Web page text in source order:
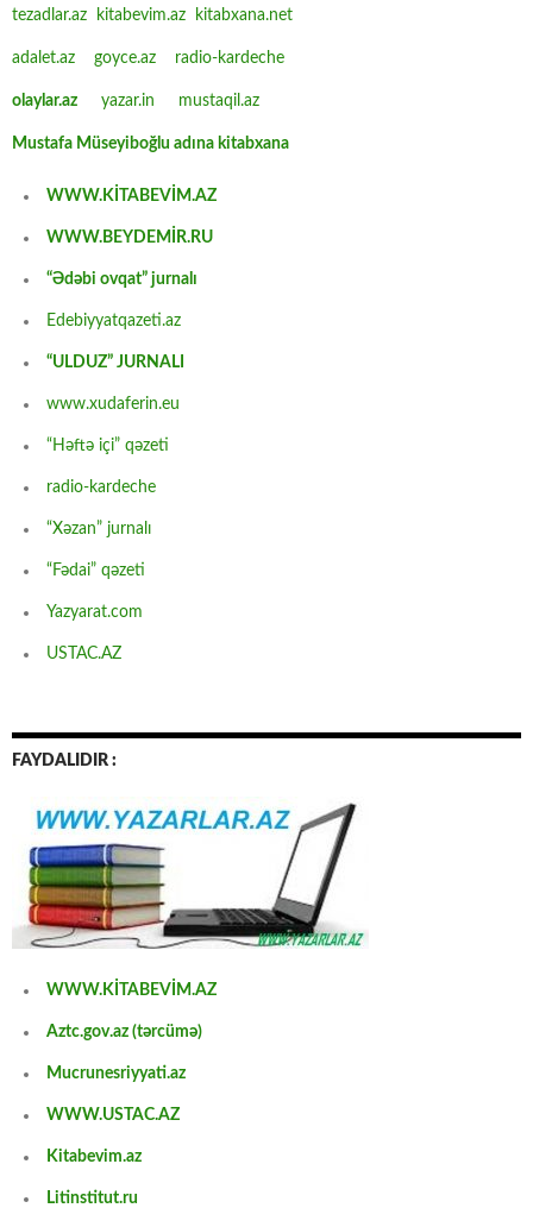
tezadlar.az kitabevim.az kitabxana.net
adalet.az goyce.az radio-kardeche
olaylar.az yazar.in mustaqil.az
Mustafa Müseyiboğlu adına kitabxana
WWW.KİTABEVİM.AZ
WWW.BEYDEMİR.RU
“Ədəbi ovqat” jurnalı
Edebiyyatqazeti.az
“ULDUZ” JURNALI
www.xudaferin.eu
“Həftə içi” qəzeti
radio-kardeche
“Xəzan” jurnalı
“Fədai” qəzeti
Yazyarat.com
USTAC.AZ
FAYDALIDIR :
WWW.KİTABEVİM.AZ
Aztc.gov.az (tərcümə)
Mucrunesriyyati.az
WWW.USTAC.AZ
Kitabevim.az
Litinstitut.ru